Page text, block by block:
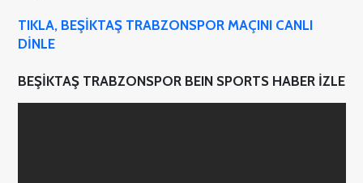
TIKLA, BEŞİKTAŞ TRABZONSPOR MAÇINI CANLI
DİNLE
BEŞİKTAŞ TRABZONSPOR BEIN SPORTS HABER İZLE